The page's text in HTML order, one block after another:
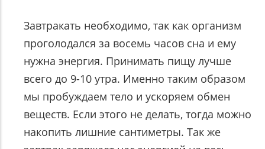
Завтракать необходимо, так как организм
проголодался за восемь часов сна и ему
нужна энергия. Принимать пищу лучше
всего до 9-10 утра. Именно таким образом
мы пробуждаем тело и ускоряем обмен
веществ. Если этого не делать, тогда можно
накопить лишние сантиметры. Так же